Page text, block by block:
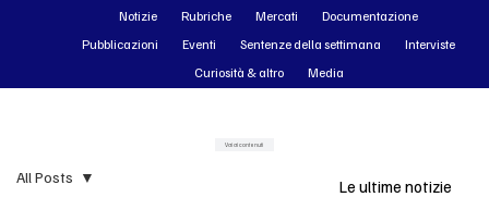
All Posts Le ultime notizie
Notizie Rubriche Mercati
Documentazione
Pubblicazioni
Eventi Sentenze della settimana
Interviste
Curiosità & altro
Media
Vai ai contenuti